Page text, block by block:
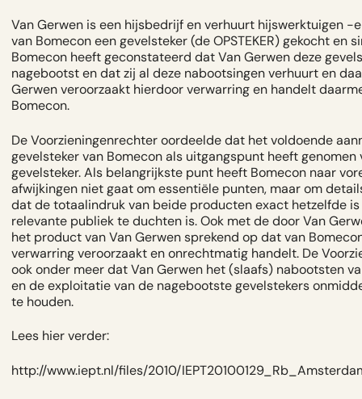
Van Gerwen is een hijsbedrijf en verhuurt hijswerktuigen -
van Bomecon een gevelsteker (de OPSTEKER) gekocht en
Bomecon heeft geconstateerd dat Van Gerwen deze
nagebootst en dat zij al deze nabootsingen verhuurt en
Gerwen veroorzaakt hierdoor verwarring en handelt
Bomecon.
De Voorzieningenrechter oordeelde dat het voldoende
gevelsteker van Bomecon als uitgangspunt heeft
gevelsteker. Als belangrijkste punt heeft Bomecon naar
afwijkingen niet gaat om essentiële punten, maar om
dat de totaalindruk van beide producten exact hetzelfde
relevante publiek te duchten is. Ook met de door Van
het product van Van Gerwen sprekend op dat van
verwarring veroorzaakt en onrechtmatig handelt. De
ook onder meer dat Van Gerwen het (slaafs) nabootsten
en de exploitatie van de nagebootste gevelstekers
te houden.
Lees hier verder:
http://www.iept.nl/files/2010/